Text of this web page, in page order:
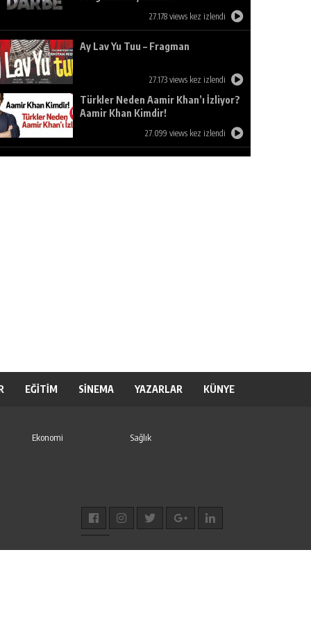
27.178 views kez izlendi
Ay Lav Yu Tuu – Fragman
27.173 views kez izlendi
Türkler Neden Aamir Khan’ı İzliyor?
Aamir Khan Kimdir!
27.099 views kez izlendi
EĞİTİM SİNEMA YAZARLAR KÜNYE
Ekonomi
Sağlık